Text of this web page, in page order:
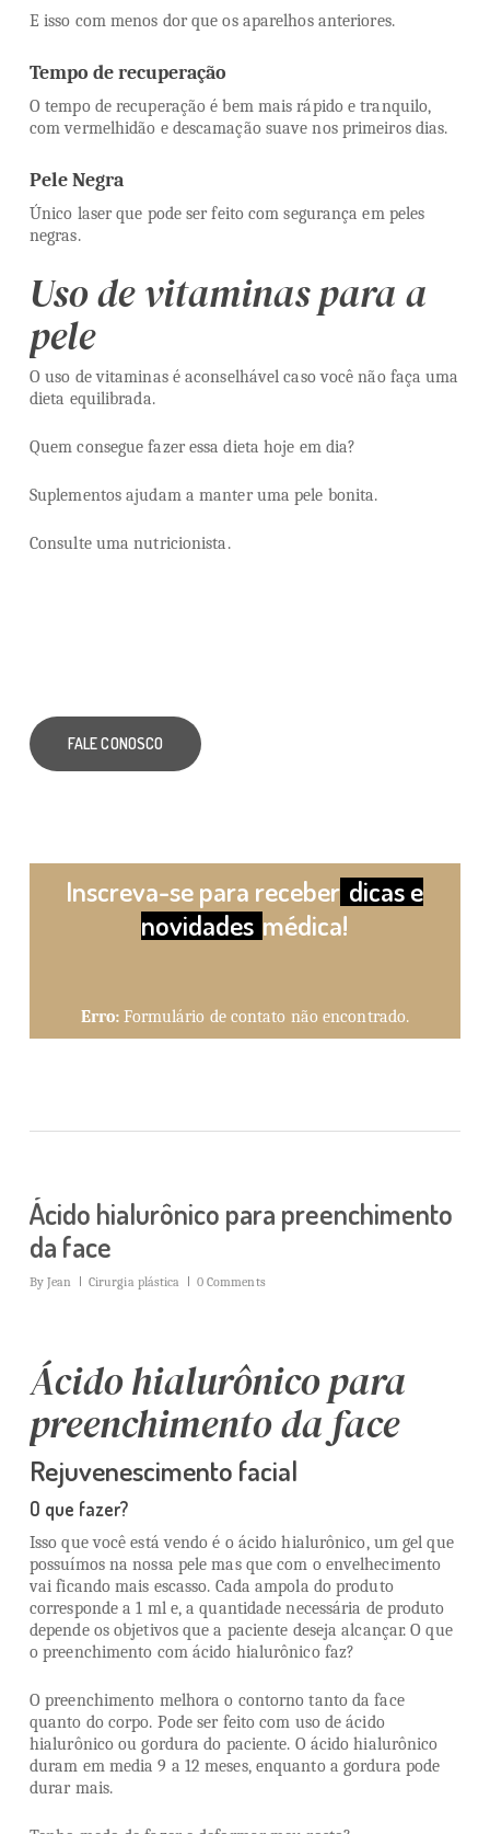
E isso com menos dor que os aparelhos anteriores.
Tempo de recuperação
O tempo de recuperação é bem mais rápido e tranquilo,
com vermelhidão e descamação suave nos primeiros dias.
Pele Negra
Único laser que pode ser feito com segurança em peles
negras.
Uso de vitaminas para a
pele
O uso de vitaminas é aconselhável caso você não faça uma
dieta equilibrada.
Quem consegue fazer essa dieta hoje em dia?
Suplementos ajudam a manter uma pele bonita.
Consulte uma nutricionista.
FALE CONOSCO
Inscreva-se para receber dicas e
novidades médica!
Erro: Formulário de contato não encontrado.
Ácido hialurônico para preenchimento
da face
By Jean Cirurgia plástica 0 Comments
Ácido hialurônico para
preenchimento da face
Rejuvenescimento facial
O que fazer?
Isso que você está vendo é o ácido hialurônico, um gel que
possuímos na nossa pele mas que com o envelhecimento
vai ficando mais escasso. Cada ampola do produto
corresponde a 1 ml e, a quantidade necessária de produto
depende os objetivos que a paciente deseja alcançar. O que
o preenchimento com ácido hialurônico faz?
O preenchimento melhora o contorno tanto da face
quanto do corpo. Pode ser feito com uso de ácido
hialurônico ou gordura do paciente. O ácido hialurônico
duram em media 9 a 12 meses, enquanto a gordura pode
durar mais.